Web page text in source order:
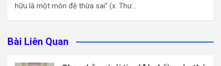
hữu là một môn đệ thừa sai” (x. Thư…
Bài Liên Quan